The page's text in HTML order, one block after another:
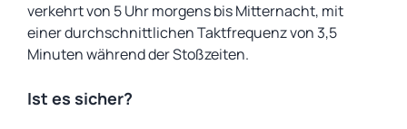
verkehrt von 5 Uhr morgens bis Mitternacht, mit
einer durchschnittlichen Taktfrequenz von 3,5
Minuten während der Stoßzeiten.
Ist es sicher?